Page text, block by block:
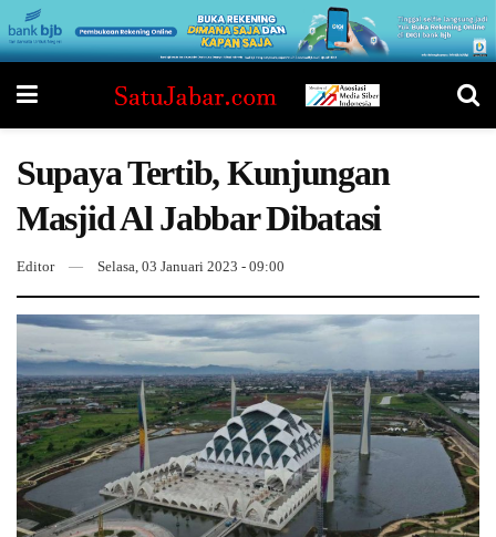
Supaya Tertib, Kunjungan
Masjid Al Jabbar Dibatasi
Editor Selasa, 03 Januari 2023 - 09:00